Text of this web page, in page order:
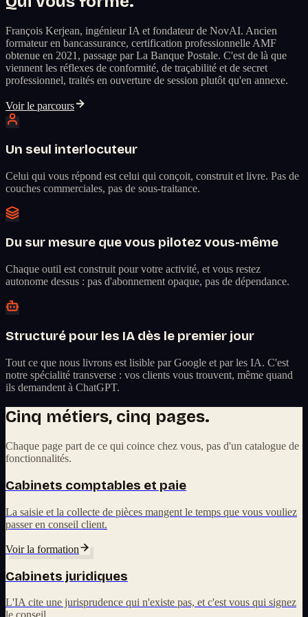
François Kerjean, ingénieur IA et fondateur de NovAI. Ancien
formateur en bancassurance, certification professionnelle AMF
obtenue en 2021, passage par La Banque Postale. C'est de là que
viennent les réflexes de conformité, de traçabilité et de secret
professionnel, traités en ouverture de session plutôt qu'en annexe.
Voir le parcours
Un seul interlocuteur
Celui qui vous répond est celui qui conçoit, construit et livre. Pas de
couches commerciales, pas de sous-traitance.
Du sur mesure que vous pilotez vous-même
Chaque outil est construit pour votre activité, et vous restez
autonome dessus : pas d'abonnement opaque, pas de dépendance.
Structuré pour les IA dès le premier jour
Tout ce que nous livrons est lisible par Google et par les IA. C'est
notre spécialité transverse : vos clients vous trouvent, même quand
ils demandent à ChatGPT.
Cinq métiers, cinq pages.
Chaque page part de ce qui coince chez vous, pas d'un catalogue de
fonctionnalités.
Cabinets comptables et paie
La saisie et la collecte de pièces mangent le temps que vous vouliez
passer en conseil client.
Voir la formation
Cabinets juridiques
L'IA cite une jurisprudence qui n'existe pas, et c'est vous qui signez